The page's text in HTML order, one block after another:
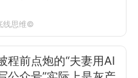
线思维©
程前点炮的“夫妻用AI